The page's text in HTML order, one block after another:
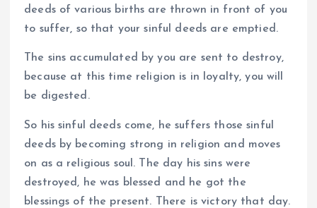
deeds of various births are thrown in front of you
to suffer, so that your sinful deeds are emptied.
The sins accumulated by you are sent to destroy,
because at this time religion is in loyalty, you will
be digested.
So his sinful deeds come, he suffers those sinful
deeds by becoming strong in religion and moves
on as a religious soul. The day his sins were
destroyed, he was blessed and he got the
blessings of the present. There is victory that day.